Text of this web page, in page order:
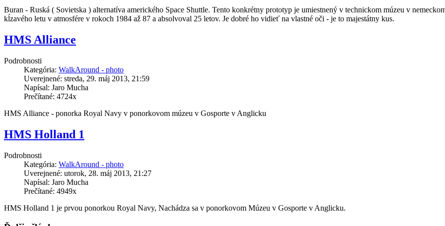
Buran - Ruská ( Sovietska ) alternatíva amerického Space Shuttle. Tento konkrétny prototyp je umiestnený v technickom múzeu v
kĺzavého letu v atmosfére v rokoch 1984 až 87 a absolvoval 25 letov. Je dobré ho vidieť na vlastné oči - je to majestátny kus.
HMS Alliance
Podrobnosti
Kategória: WalkAround - photo
Uverejnené: streda, 29. máj 2013, 21:59
Napísal: Jaro Mucha
Prečítané: 4724x
HMS Alliance - ponorka Royal Navy v ponorkovom múzeu v Gosporte v Anglicku
HMS Holland 1
Podrobnosti
Kategória: WalkAround - photo
Uverejnené: utorok, 28. máj 2013, 21:27
Napísal: Jaro Mucha
Prečítané: 4949x
HMS Holland 1 je prvou ponorkou Royal Navy, Nachádza sa v ponorkovom Múzeu v Gosporte v Anglicku.